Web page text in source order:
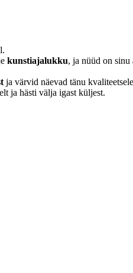
kunstiajalukku, ja nüüd on sinu
ja värvid näevad tänu
ja hästi välja igast küljest.